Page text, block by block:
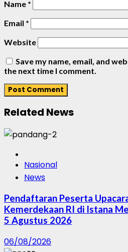
Name *
Email *
Website
Save my name, email, and
the next time I comment.
Related News
Nasional
News
Pendaftaran Peserta
Kemerdekaan RI di Istana
5 Agustus 2026
06/08/2026